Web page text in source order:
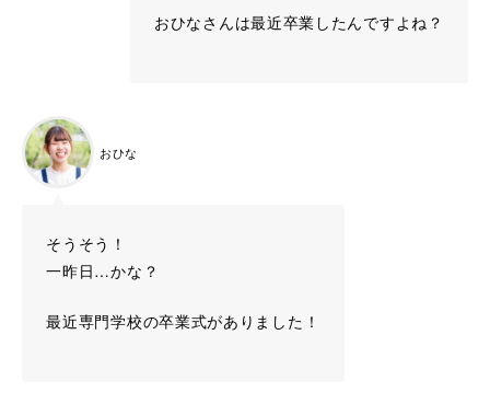
おひなさんは最近卒業したんですよね？
おひな
そうそう！
一昨日…かな？
最近専門学校の卒業式がありました！